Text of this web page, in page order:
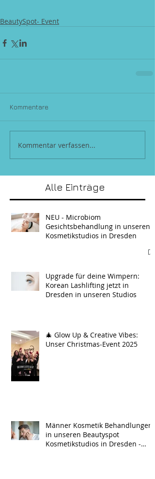
BeautySpot- Event
Kommentare
Kommentar verfassen...
Alle Einträge
NEU - Microbiom
Gesichtsbehandlung in unseren
Kosmetikstudios in Dresden
Upgrade für deine Wimpern:
Korean Lashlifting jetzt in
Dresden in unseren Studios
🎄 Glow Up & Creative Vibes:
Unser Christmas-Event 2025
Männer Kosmetik Behandlungen
in unseren Beautyspot
Kosmetikstudios in Dresden -